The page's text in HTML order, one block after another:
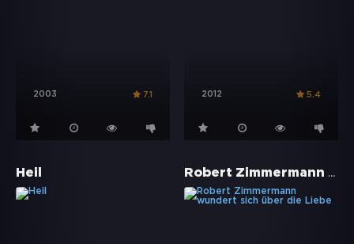
2003 7.1 2012 5.4
Heil Robert Zimmermann wundert sich über die Liebe